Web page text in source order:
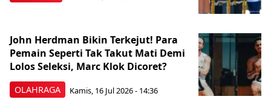
OLAHRAGA
John Herdman Bikin Terkejut! Para
Pemain Seperti Tak Takut Mati Demi
Lolos Seleksi, Marc Klok Dicoret?
Kamis, 16 Jul 2026 - 14:36